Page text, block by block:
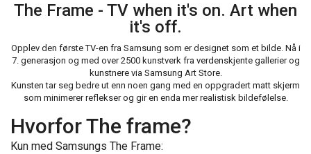
The Frame - TV when it's on. Art when
it's off.
Opplev den første TV-en fra Samsung som er designet som et bilde. Nå i
7. generasjon og med over 2500 kunstverk fra verdenskjente gallerier og
kunstnere via Samsung Art Store.
Kunsten tar seg bedre ut enn noen gang med en oppgradert matt skjerm
som minimerer reflekser og gir en enda mer realistisk bildefølelse.
Hvorfor The frame?
Kun med Samsungs The Frame: